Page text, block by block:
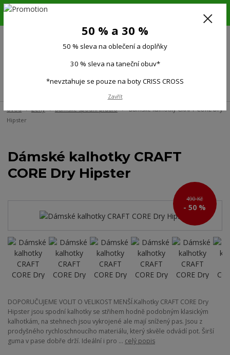
6.-16.8.26. DOVOLENÁ !!! 50 % SLEVA na všechno oblečení a doplňky !!!
(Po-Pá 9:00-15.00)
Úvod Ženy Dámské spodní prádlo
Dámské kalhotky CRAFT CORE Dry
Hipster
Dámské kalhotky CRAFT
CORE Dry Hipster
490 Kč
- 50 %
DOPORUČUJEME VOLIT O VELIKOST MENŠÍ.Kalhotky CRAFT CORE Dry
Hipster jsou spodní kalhotky se střihem hodně podobným klasickým
kalhotkám, na stehnech jsou vykrojené ale mají snížený pas. Jsou z
prodyšného rychloschnoucího materiálu, který skvěle odvádí pot. Širší
guma v pase dobře drží. Ideální i pro ... celý popis
50 % a 30 %
50 % sleva na oblečení a doplňky
30 % sleva na taneční obuv*
*nevztahuje se pouze na boty CRISS CROSS
Zavřít